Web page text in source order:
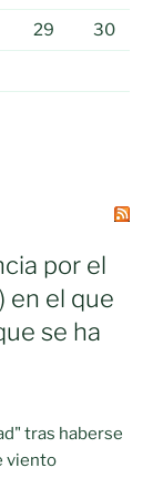
29 30
por el
en el que
se ha
tras haberse
viento